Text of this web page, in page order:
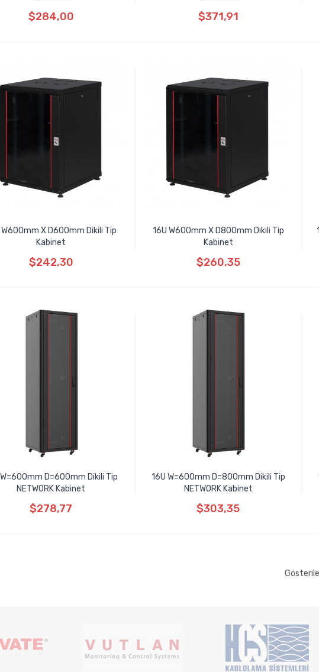
$284,00 $371,91
W600mm X D600mm Dikili Tip
Kabinet
$242,30
16U W600mm X D800mm Dikili Tip
Kabinet
$260,35
D=600mm Dikili Tip
NETWORK Kabinet
$278,77
16U W=600mm D=800mm Dikili Tip
NETWORK Kabinet
$303,35